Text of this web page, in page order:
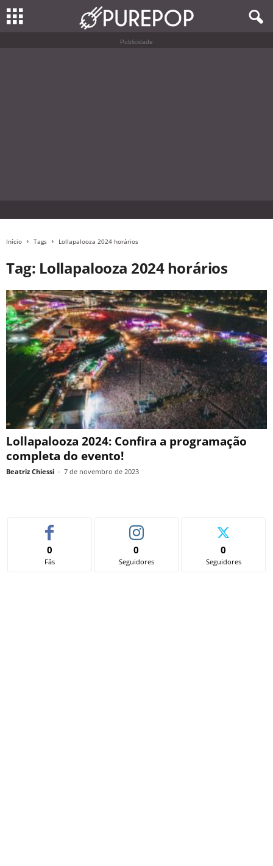
Publicidade
Início Tags Lollapalooza 2024 horários
Tag: Lollapalooza 2024 horários
Lollapalooza 2024: Confira a programação
completa do evento!
Beatriz Chiessi - 7 de novembro de 2023
0
Fãs
0
Seguidores
0
Seguidores